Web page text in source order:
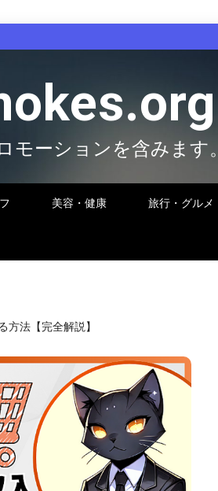
モーションを含みます。
美容・健康 旅行・グルメ
方法【完全解説】